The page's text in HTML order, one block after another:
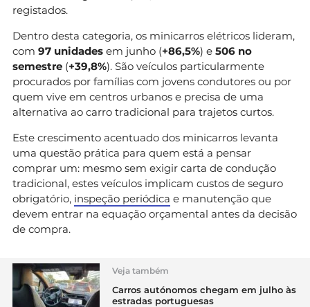
registados.
Dentro desta categoria, os minicarros elétricos lideram,
com 97 unidades em junho (+86,5%) e 506 no
semestre (+39,8%). São veículos particularmente
procurados por famílias com jovens condutores ou por
quem vive em centros urbanos e precisa de uma
alternativa ao carro tradicional para trajetos curtos.
Este crescimento acentuado dos minicarros levanta
uma questão prática para quem está a pensar
comprar um: mesmo sem exigir carta de condução
tradicional, estes veículos implicam custos de seguro
obrigatório, inspeção periódica e manutenção que
devem entrar na equação orçamental antes da decisão
de compra.
Veja também
Carros autónomos chegam em julho às
estradas portuguesas